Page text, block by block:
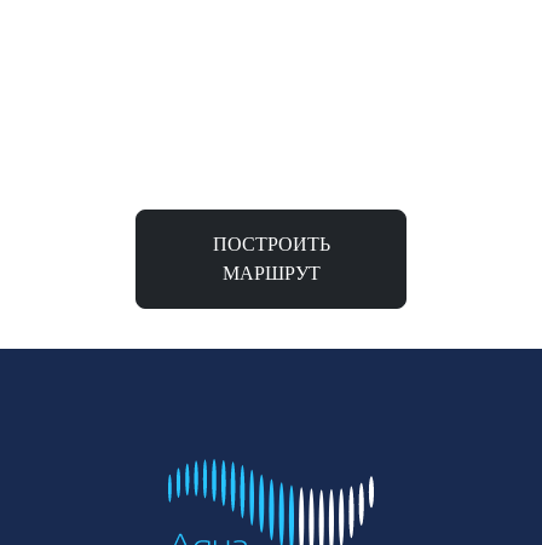
ПОСТРОИТЬ
МАРШРУТ